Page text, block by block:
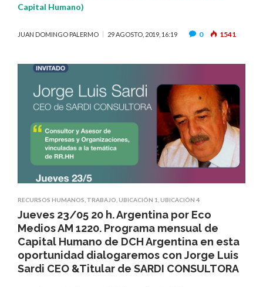
Capital Humano)
JUAN DOMINGO PALERMO 29 AGOSTO, 2019, 16:19 0 1541
RECURSOS HUMANOS TRABAJO UBICACIÓN 1 UBICACIÓN 4
Jueves 23/05 20 h. Argentina por Eco
Medios AM 1220. Programa mensual de
Capital Humano de DCH Argentina en esta
oportunidad dialogaremos con Jorge Luis
Sardi CEO &Titular de SARDI CONSULTORA